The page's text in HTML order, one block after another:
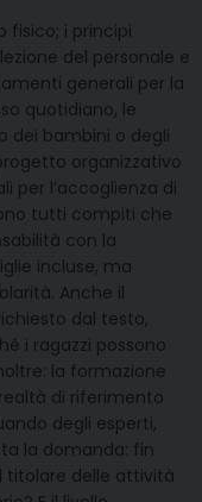
fisico; i principi
del personale e
generali per la
quotidiano, le
dei bambini o degli
organizzativo
per l’accoglienza di
tutti compiti che
con la
incluse, ma
Anche il
dal testo,
i ragazzi possono
la formazione
di riferimento
degli esperti,
la domanda: fin
titolare delle attività